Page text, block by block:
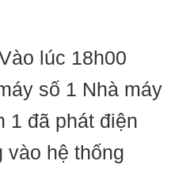
lúc 18h00
số 1 Nhà máy
1 đã phát điện
vào hệ thống